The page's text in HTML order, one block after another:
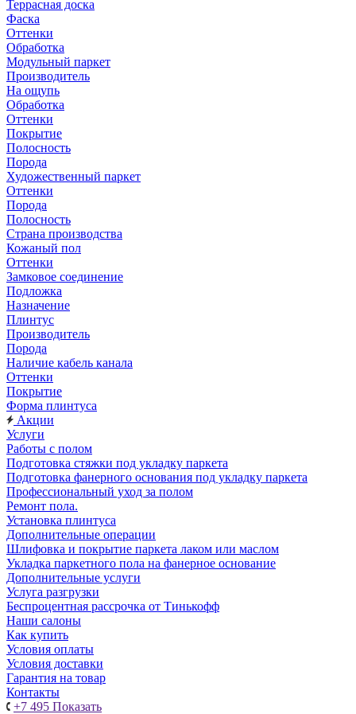
Террасная доска
Фаска
Оттенки
Обработка
Модульный паркет
Производитель
На ощупь
Обработка
Оттенки
Покрытие
Полосность
Порода
Художественный паркет
Оттенки
Порода
Полосность
Страна производства
Кожаный пол
Оттенки
Замковое соединение
Подложка
Назначение
Плинтус
Производитель
Порода
Наличие кабель канала
Оттенки
Покрытие
Форма плинтуса
Акции
Услуги
Работы с полом
Подготовка стяжки под укладку паркета
Подготовка фанерного основания под укладку паркета
Профессиональный уход за полом
Ремонт пола.
Установка плинтуса
Дополнительные операции
Шлифовка и покрытие паркета лаком или маслом
Укладка паркетного пола на фанерное основание
Дополнительные услуги
Услуга разгрузки
Беспроцентная рассрочка от Тинькофф
Наши салоны
Как купить
Условия оплаты
Условия доставки
Гарантия на товар
Контакты
+7 495 Показать